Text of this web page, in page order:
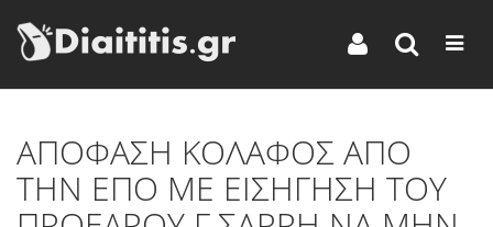
ΑΠΟΦΑΣΗ ΚΟΛΑΦΟΣ ΑΠΟ
ΤΗΝ ΕΠΟ ΜΕ ΕΙΣΗΓΗΣΗ ΤΟΥ